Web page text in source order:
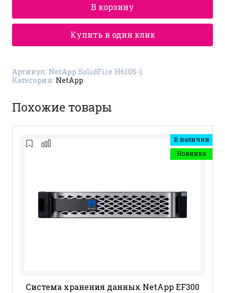
В корзину
Купить в один клик
Артикул: NetApp SolidFire H610S-1
Категория: NetApp
Похожие товары
В наличии
Новинка
Система хранения данных NetApp EF300